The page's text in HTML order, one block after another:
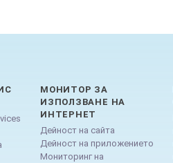
МОНИТОР ЗА
ИЗПОЛЗВАНЕ НА
ИНТЕРНЕТ
Дейност на сайта
Дейност на приложението
Мониторинг на